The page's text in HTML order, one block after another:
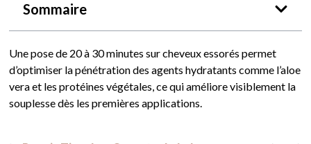
Sommaire
Une pose de 20 à 30 minutes sur cheveux essorés permet
d’optimiser la pénétration des agents hydratants comme l’aloe
vera et les protéines végétales, ce qui améliore visiblement la
souplesse dès les premières applications.